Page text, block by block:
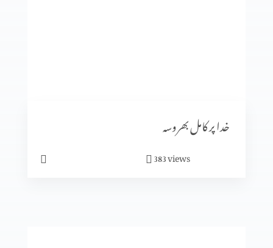
یسوع کی الوہیت کا ظاہر ہونا (حصہ 2)
خدا پر کامل بھروسہ
383views